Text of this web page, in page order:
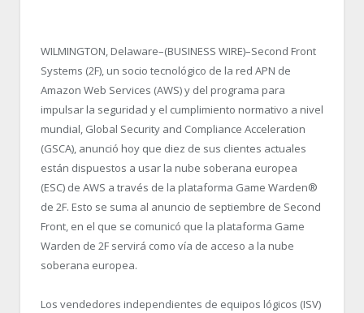
WILMINGTON, Delaware–(BUSINESS WIRE)–Second Front
Systems (2F), un socio tecnológico de la red APN de
Amazon Web Services (AWS) y del programa para
impulsar la seguridad y el cumplimiento normativo a nivel
mundial, Global Security and Compliance Acceleration
(GSCA), anunció hoy que diez de sus clientes actuales
están dispuestos a usar la nube soberana europea
(ESC) de AWS a través de la plataforma Game Warden®
de 2F. Esto se suma al anuncio de septiembre de Second
Front, en el que se comunicó que la plataforma Game
Warden de 2F servirá como vía de acceso a la nube
soberana europea.
Los vendedores independientes de equipos lógicos (ISV)